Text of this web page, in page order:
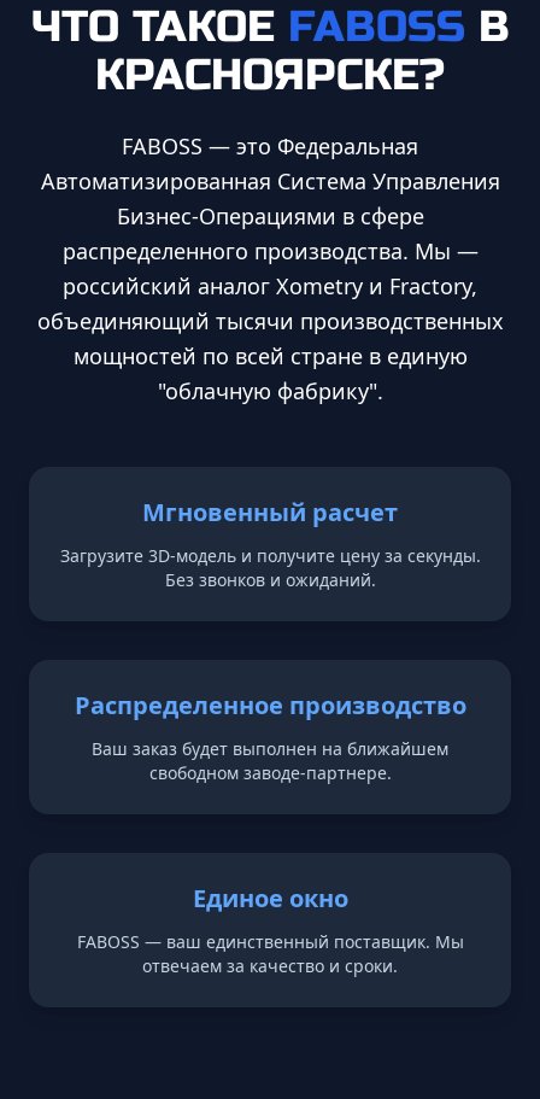
ЧТО ТАКОЕ FABOSS В
КРАСНОЯРСКЕ?
FABOSS — это Федеральная
Автоматизированная Система Управления
Бизнес-Операциями в сфере
распределенного производства. Мы —
российский аналог Xometry и Fractory,
объединяющий тысячи производственных
мощностей по всей стране в единую
"облачную фабрику".
Мгновенный расчет
Загрузите 3D-модель и получите цену за секунды.
Без звонков и ожиданий.
Распределенное производство
Ваш заказ будет выполнен на ближайшем
свободном заводе-партнере.
Единое окно
FABOSS — ваш единственный поставщик. Мы
отвечаем за качество и сроки.